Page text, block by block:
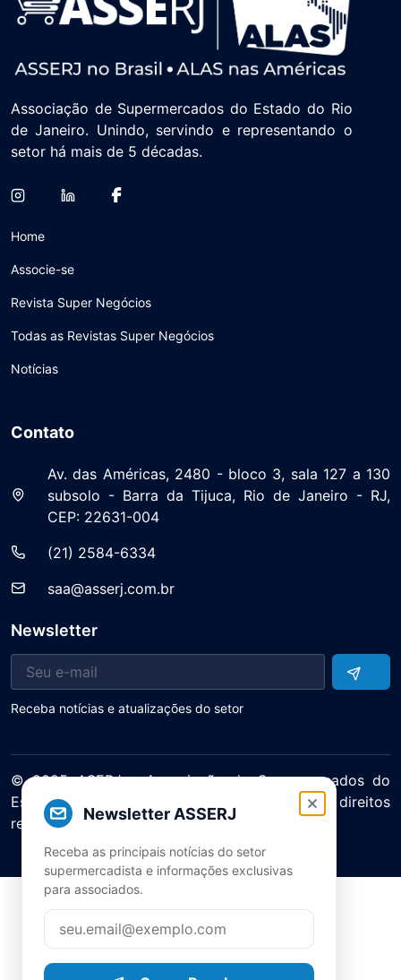
Newsletter ASSERJ
Receba as principais notícias do setor
supermercadista e informações exclusivas
para associados.
Associação de Supermercados do Estado do Rio
de Janeiro. Unindo, servindo e representando o
setor há mais de 5 décadas.
Home
Associe-se
Revista Super Negócios
Todas as Revistas Super Negócios
Notícias
Contato
Av. das Américas, 2480 - bloco 3, sala 127 a 130
subsolo - Barra da Tijuca, Rio de Janeiro - RJ,
CEP: 22631-004
(21) 2584-6334
saa@asserj.com.br
Newsletter
Receba notícias e atualizações do setor
© 2025 ASERJ – Associação de Supermercados do
Estado do Rio de Janeiro. Todos os direitos
reservados.
Política de Privacidade Termos de Uso